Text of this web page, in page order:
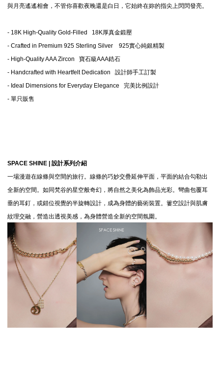
與月亮遙遙相會，不管你喜歡夜晚還是白日，它始終在妳的指尖上閃閃發亮。
- 18K High-Quality Gold-Filled 18K厚真金鍛壓
- Crafted in Premium 925 Sterling Silver 925實心純銀精製
- High-Quality AAA Zircon
寶石級AAA鋯石
- Handcrafted with Heartfelt Dedication 設計師手工訂製
- Ideal Dimensions for Everyday Elegance 完美比例設計
- 單只販售
SPACE SHINE | 設計系列介紹
一場漫遊在線條與空間的旅行。線條的巧妙交疊延伸平面，平面的結合勾勒出
全新的空間。如同梵谷的星空般奇幻，將自然之美化為飾品光彩。彎曲包覆耳
垂的耳釘，或錯位視覺的半旋轉設計，成為身體的藝術裝置。簍空設計與肌膚
紋理交融，營造出透視美感，為身體營造全新的空間氛圍。